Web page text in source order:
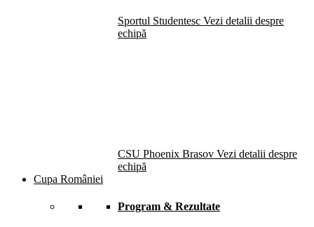
Sportul Studentesc Vezi detalii despre
echipă
CSU Phoenix Brasov Vezi detalii despre
echipă
Cupa României
Program & Rezultate